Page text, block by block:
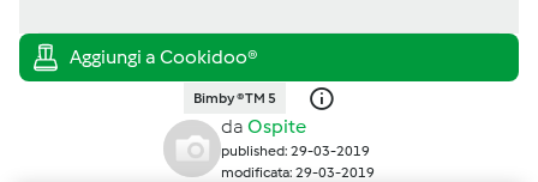
Bimby ® TM 5
da Ospite
published: 29-03-2019
modificata: 29-03-2019